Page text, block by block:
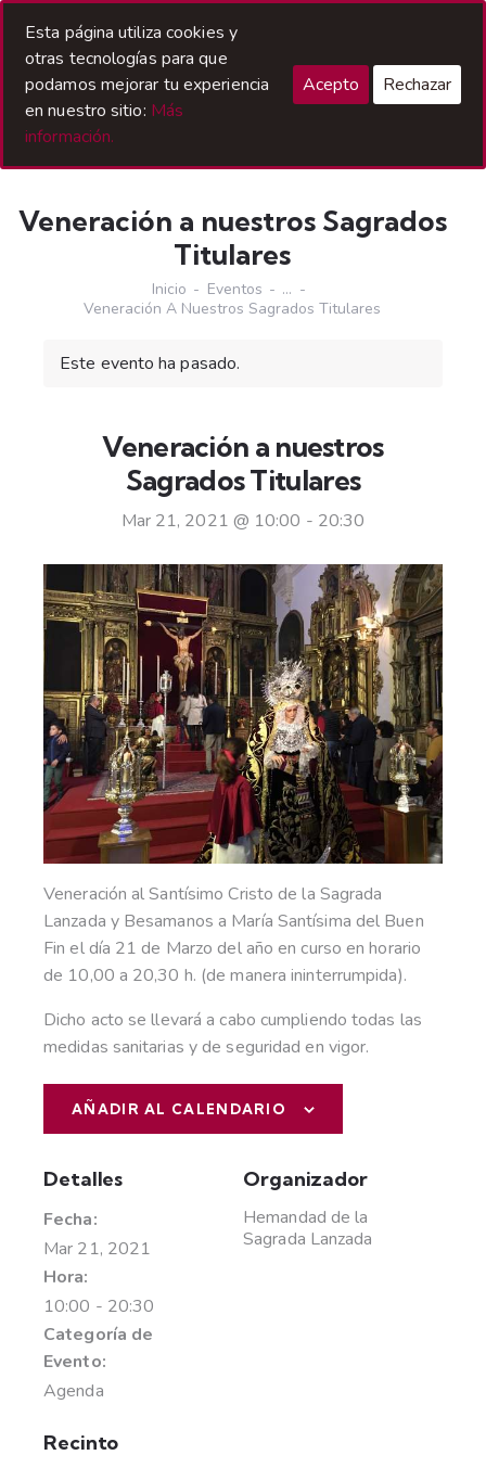
Veneración a nuestros Sagrados
Titulares
Inicio Eventos
...
Veneración A Nuestros Sagrados Titulares
Este evento ha pasado.
Veneración a nuestros
Sagrados Titulares
Mar 21, 2021 @ 10:00 - 20:30
Veneración al Santísimo Cristo de la Sagrada
Lanzada y Besamanos a María Santísima del Buen
Fin el día 21 de Marzo del año en curso en horario
de 10,00 a 20,30 h. (de manera ininterrumpida).
Dicho acto se llevará a cabo cumpliendo todas las
medidas sanitarias y de seguridad en vigor.
AÑADIR AL CALENDARIO
Detalles
Fecha:
Mar 21, 2021
Hora:
10:00 - 20:30
Categoría de
Evento:
Agenda
Organizador
Hemandad de la
Sagrada Lanzada
Recinto
Esta página utiliza cookies y
otras tecnologías para que
podamos mejorar tu experiencia
en nuestro sitio: Más
información.
Acepto Rechazar